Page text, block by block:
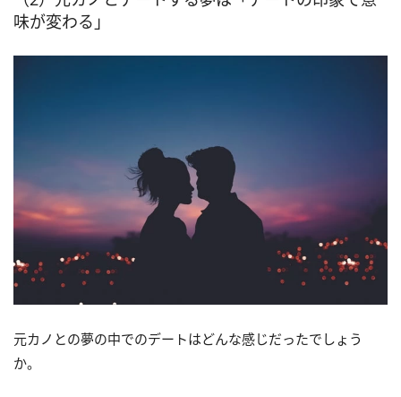
味が変わる」
元カノとの夢の中でのデートはどんな感じだったでしょう
か。